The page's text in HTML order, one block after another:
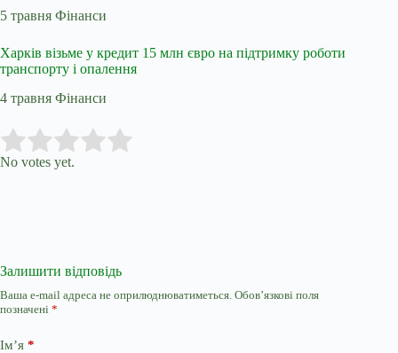
5 травня Фінанси
Харків візьме у кредит 15 млн євро на підтримку роботи
транспорту і опалення
4 травня Фінанси
Rate this item:
No votes yet.
Залишити відповідь
Ваша e-mail адреса не оприлюднюватиметься. Обов’язкові поля
позначені *
Ім’я *